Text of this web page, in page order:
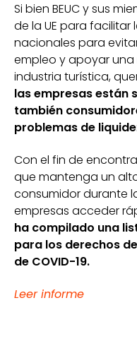
Si bien BEUC y sus
de la UE para
nacionales para
empleo y apoyar
industria turística,
las empresas están
también
problemas de
Con el fin de
que mantenga un
consumidor durante
empresas acceder
ha compilado una
para los derechos
de COVID-19.
Leer informe